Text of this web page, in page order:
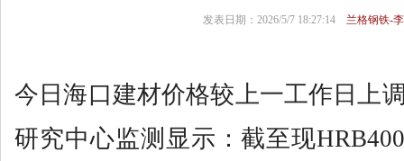
发表日期：2026/5/7 18:27:14 兰格钢铁-
今日海口建材价格较上一工作日上
研究中心监测显示：截至现